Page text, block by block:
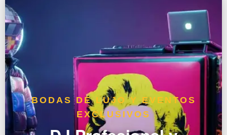
BODAS DE LUJO Y EVENTOS
EXCLUSIVOS